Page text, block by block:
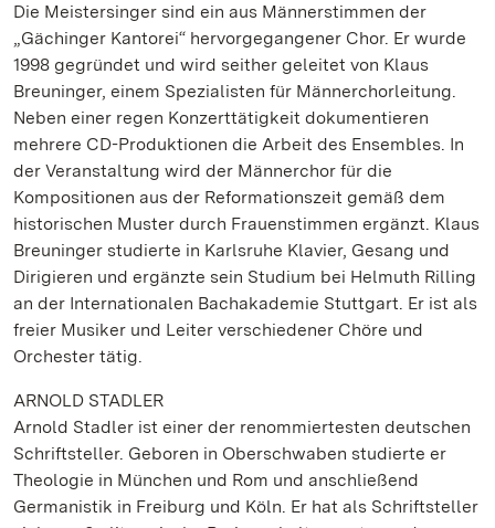
Die Meistersinger sind ein aus Männerstimmen der
„Gächinger Kantorei“ hervorgegangener Chor. Er wurde
1998 gegründet und wird seither geleitet von Klaus
Breuninger, einem Spezialisten für Männerchorleitung.
Neben einer regen Konzerttätigkeit dokumentieren
mehrere CD-Produktionen die Arbeit des Ensembles. In
der Veranstaltung wird der Männerchor für die
Kompositionen aus der Reformationszeit gemäß dem
historischen Muster durch Frauenstimmen ergänzt. Klaus
Breuninger studierte in Karlsruhe Klavier, Gesang und
Dirigieren und ergänzte sein Studium bei Helmuth Rilling
an der Internationalen Bachakademie Stuttgart. Er ist als
freier Musiker und Leiter verschiedener Chöre und
Orchester tätig.
ARNOLD STADLER
Arnold Stadler ist einer der renommiertesten deutschen
Schriftsteller. Geboren in Oberschwaben studierte er
Theologie in München und Rom und anschließend
Germanistik in Freiburg und Köln. Er hat als Schriftsteller